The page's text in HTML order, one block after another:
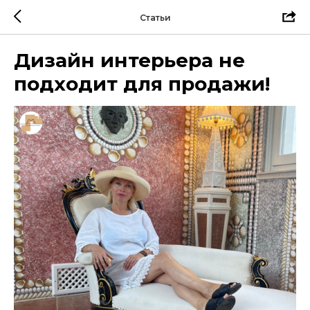
Статьи
Дизайн интерьера не
подходит для продажи!